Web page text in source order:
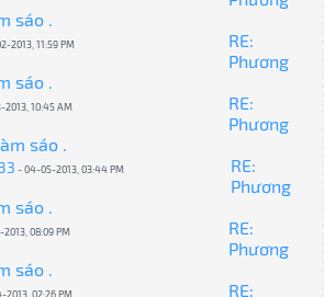
sáo .
2013, 11:59 PM
RE:
Phương
sáo .
10:45 AM
RE:
Phương
sáo .
- 04-05-2013, 03:44 PM
RE:
Phương
sáo .
08:09 PM
RE:
Phương
sáo .
RE: